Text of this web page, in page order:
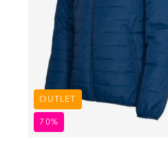
OUTLET
70%